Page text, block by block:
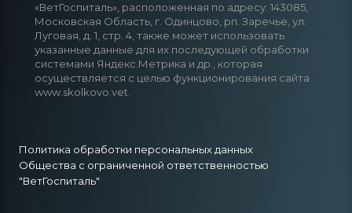
«ВетГоспиталь», расположенная по адресу: 143085,
Московская Область, г. Одинцово, рп. Заречье, ул.
Луговая, д. 1, стр. 4, также может использовать
указанные данные для их последующей обработки
системами Яндекс.Метрика и др., которая
осуществляется с целью функционирования сайта
www.skolkovo.vet.
Политика обработки персональных данных
Общества с ограниченной ответственностью
"ВетГоспиталь"